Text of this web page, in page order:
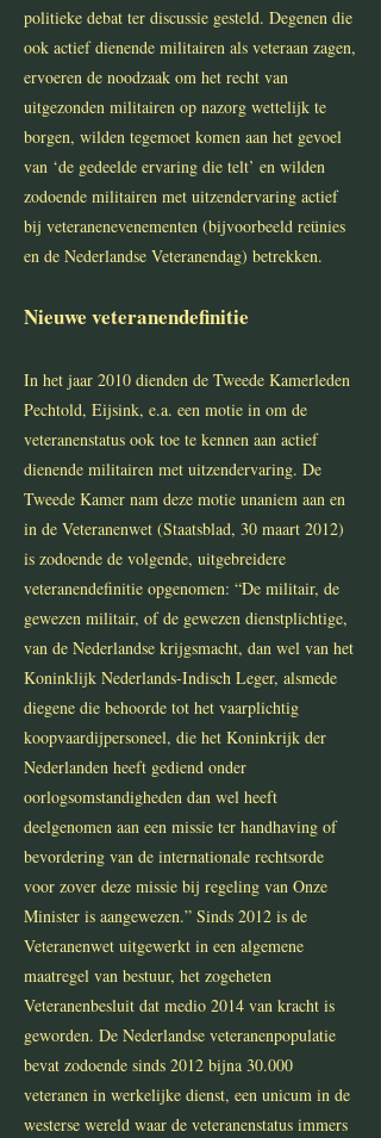
politieke debat ter discussie gesteld. Degenen die
ook actief dienende militairen als veteraan zagen,
ervoeren de noodzaak om het recht van
uitgezonden militairen op nazorg wettelijk te
borgen, wilden tegemoet komen aan het gevoel
van ‘de gedeelde ervaring die telt’ en wilden
zodoende militairen met uitzendervaring actief
bij veteranenevenementen (bijvoorbeeld reünies
en de Nederlandse Veteranendag) betrekken.
Nieuwe veteranendefinitie
In het jaar 2010 dienden de Tweede Kamerleden
Pechtold, Eijsink, e.a. een motie in om de
veteranenstatus ook toe te kennen aan actief
dienende militairen met uitzendervaring. De
Tweede Kamer nam deze motie unaniem aan en
in de Veteranenwet (Staatsblad, 30 maart 2012)
is zodoende de volgende, uitgebreidere
veteranendefinitie opgenomen: “De militair, de
gewezen militair, of de gewezen dienstplichtige,
van de Nederlandse krijgsmacht, dan wel van het
Koninklijk Nederlands-Indisch Leger, alsmede
diegene die behoorde tot het vaarplichtig
koopvaardijpersoneel, die het Koninkrijk der
Nederlanden heeft gediend onder
oorlogsomstandigheden dan wel heeft
deelgenomen aan een missie ter handhaving of
bevordering van de internationale rechtsorde
voor zover deze missie bij regeling van Onze
Minister is aangewezen.” Sinds 2012 is de
Veteranenwet uitgewerkt in een algemene
maatregel van bestuur, het zogeheten
Veteranenbesluit dat medio 2014 van kracht is
geworden. De Nederlandse veteranenpopulatie
bevat zodoende sinds 2012 bijna 30.000
veteranen in werkelijke dienst, een unicum in de
westerse wereld waar de veteranenstatus immers